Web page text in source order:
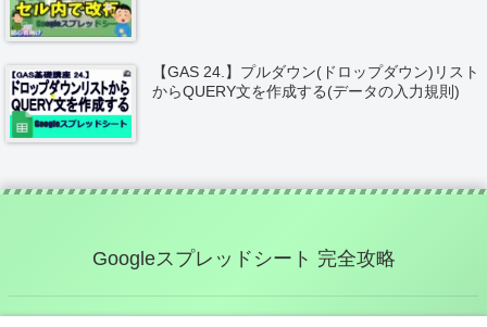
【GAS 24.】プルダウン(ドロップダウン)リスト
からQUERY文を作成する(データの入力規則)
Googleスプレッドシート 完全攻略